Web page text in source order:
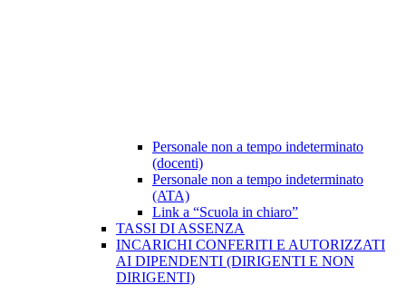
Personale non a tempo indeterminato
(docenti)
Personale non a tempo indeterminato
(ATA)
Link a “Scuola in chiaro”
TASSI DI ASSENZA
INCARICHI CONFERITI E AUTORIZZATI
AI DIPENDENTI (DIRIGENTI E NON
DIRIGENTI)